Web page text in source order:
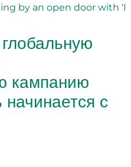
кампанию
с